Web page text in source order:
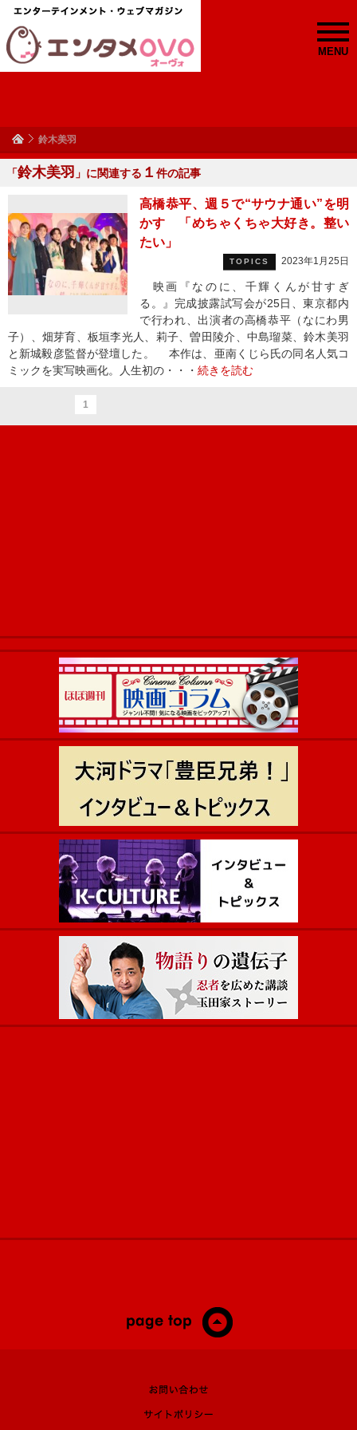
MENU
鈴木美羽
「鈴木美羽 」に関連する １ 件の記事
高橋恭平、週５で“サウナ通い”を明
かす 「めちゃくちゃ大好き。整い
たい」
TOPICS 2023年1月25日
映画『なのに、千輝くんが甘すぎ
る。』完成披露試写会が25日、東京都内
で行われ、出演者の高橋恭平（なにわ男
子）、畑芽育、板垣李光人、莉子、曽田陵介、中島瑠菜、鈴木美羽
と新城毅彦監督が登壇した。 本作は、亜南くじら氏の同名人気コ
ミックを実写映画化。人生初の・・・ 続きを読む
1